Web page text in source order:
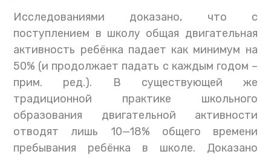
Исследованиями доказано, что с
поступлением в школу общая двигательная
активность ребёнка падает как минимум на
50% (и продолжает падать с каждым годом –
прим. ред.). В существующей же
традиционной практике школьного
образования двигательной активности
отводят лишь 10—18% общего времени
пребывания ребёнка в школе. Доказано